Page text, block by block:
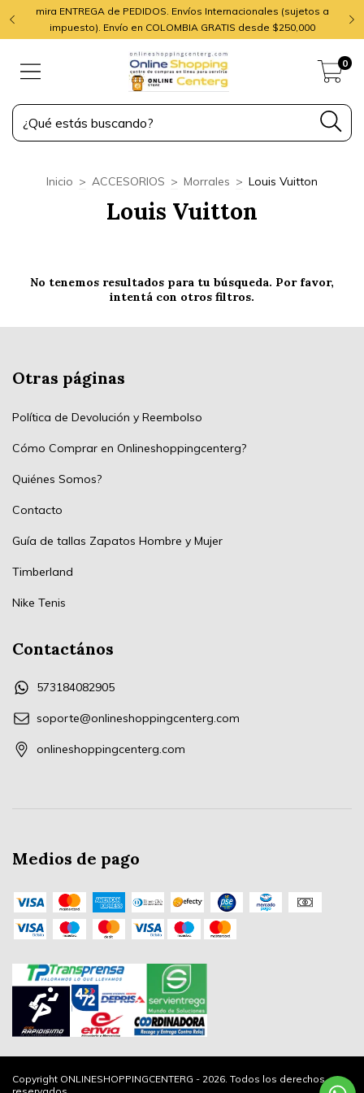
mira ENTREGA de PEDIDOS. Envíos Internacionales (sujetos a
impuesto). Envío en COLOMBIA GRATIS desde $250,000
0
Inicio > ACCESORIOS > Morrales > Louis Vuitton
Louis Vuitton
No tenemos resultados para tu búsqueda. Por favor,
intentá con otros filtros.
Otras páginas
Política de Devolución y Reembolso
Cómo Comprar en Onlineshoppingcenterg?
Quiénes Somos?
Contacto
Guía de tallas Zapatos Hombre y Mujer
Timberland
Nike Tenis
Contactános
573184082905
soporte@onlineshoppingcenterg.com
onlineshoppingcenterg.com
Medios de pago
Copyright ONLINESHOPPINGCENTERG - 2026. Todos los derechos